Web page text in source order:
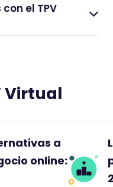
el TPV
Virtual
a
online: